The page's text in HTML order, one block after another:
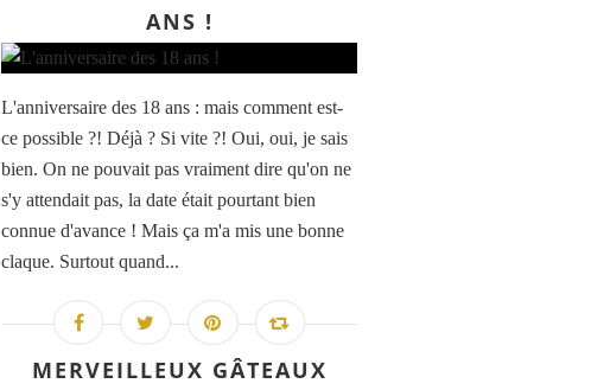
ANS !
L'anniversaire des 18 ans : mais comment est-
ce possible ?! Déjà ? Si vite ?! Oui, oui, je sais
bien. On ne pouvait pas vraiment dire qu'on ne
s'y attendait pas, la date était pourtant bien
connue d'avance ! Mais ça m'a mis une bonne
claque. Surtout quand...
MERVEILLEUX GÂTEAUX